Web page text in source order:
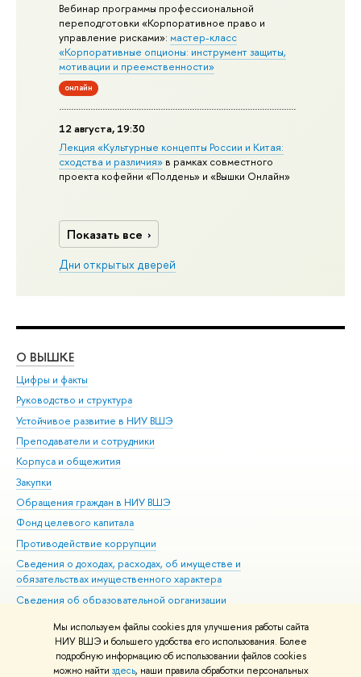
Мы используем файлы cookies для улучшения работы сайта
НИУ ВШЭ и большего удобства его использования. Более
подробную информацию об использовании файлов cookies
можно найти здесь, наши правила обработки персональных
Вебинар программы профессиональной
переподготовки «Корпоративное право и
управление рисками»:мастер-класс
«Корпоративные опционы: инструмент защиты,
мотивации и преемственности»
онлайн
12 августа, 19:30
Лекция «Культурные концепты России и Китая:
сходства и различия» в рамках совместного
проекта кофейни «Полдень» и «Вышки Онлайн»
Показать все
Дни открытых дверей
О ВЫШКЕ
Цифры и факты
Руководство и структура
Устойчивое развитие в НИУ ВШЭ
Преподаватели и сотрудники
Корпуса и общежития
Закупки
Обращения граждан в НИУ ВШЭ
Фонд целевого капитала
Противодействие коррупции
Сведения о доходах, расходах, об имуществе и
обязательствах имущественного характера
Сведения об образовательной организации
Людям с ограниченными возможностями здоровья
Единая платежная страница
Работа в Вышке